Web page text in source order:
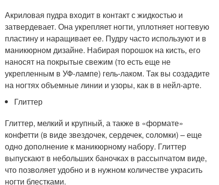
Акриловая пудра входит в контакт с жидкостью и
затвердевает. Она укрепляет ногти, уплотняет ногтевую
пластину и наращивает ее. Пудру часто используют и в
маникюрном дизайне. Набирая порошок на кисть, его
наносят на покрытые свежим (то есть еще не
укрепленным в УФ-лампе) гель-лаком. Так вы создадите
на ногтях объемные линии и узоры, как в в нейл-арте.
Глиттер
Глиттер, мелкий и крупный, а также в «формате»
конфетти (в виде звездочек, сердечек, соломки) – еще
одно дополнение к маникюрному набору. Глиттер
выпускают в небольших баночках в рассыпчатом виде,
что позволяет удобно и в нужном количестве украсить
ногти блестками.